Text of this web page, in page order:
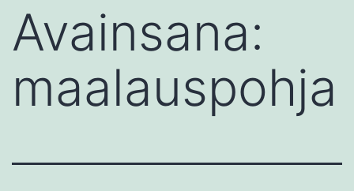
Avainsana:
maalauspohja